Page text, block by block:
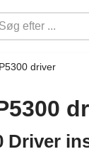
driver
Driver